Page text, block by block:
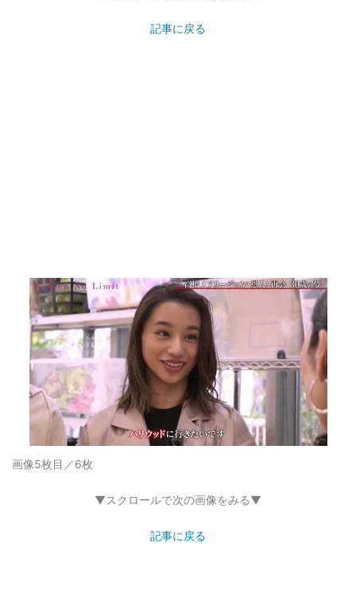
記事に戻る
画像5枚目／6枚
▼スクロールで次の画像をみる▼
記事に戻る